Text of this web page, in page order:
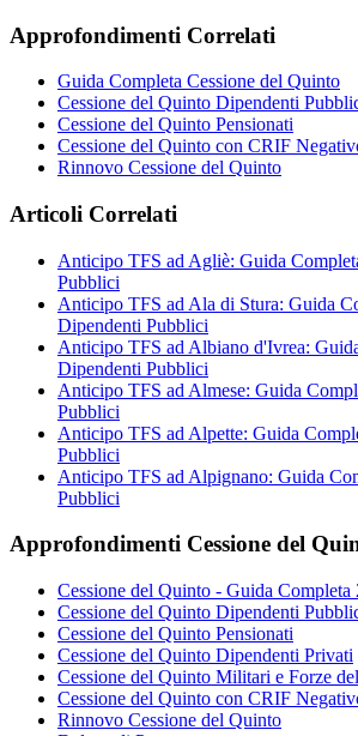
Approfondimenti Correlati
Guida Completa Cessione del Quinto
Cessione del Quinto Dipendenti
Cessione del Quinto Pensionati
Cessione del Quinto con CRIF
Rinnovo Cessione del Quinto
Articoli Correlati
Anticipo TFS ad Agliè: Guida
Pubblici
Anticipo TFS ad Ala di Stura: Guida
Dipendenti Pubblici
Anticipo TFS ad Albiano d'Ivrea:
Dipendenti Pubblici
Anticipo TFS ad Almese: Guida
Pubblici
Anticipo TFS ad Alpette: Guida
Pubblici
Anticipo TFS ad Alpignano: Guida
Pubblici
Approfondimenti Cessione del
Cessione del Quinto - Guida Completa
Cessione del Quinto Dipendenti
Cessione del Quinto Pensionati
Cessione del Quinto Dipendenti Privati
Cessione del Quinto Militari e Forze
Cessione del Quinto con CRIF
Rinnovo Cessione del Quinto